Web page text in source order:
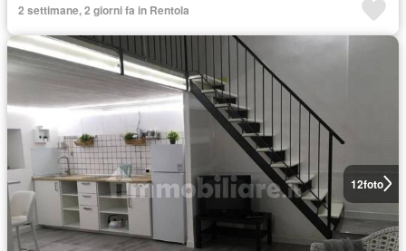
2 settimane, 2 giorni fa in Rentola
12foto